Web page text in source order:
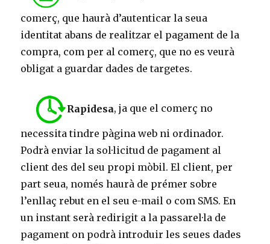
comerç, que haurà d’autenticar la seua
identitat abans de realitzar el pagament de la
compra, com per al comerç, que no es veurà
obligat a guardar dades de targetes.
Rapidesa, ja que el comerç no
necessita tindre pàgina web ni ordinador.
Podrà enviar la sol·licitud de pagament al
client des del seu propi mòbil. El client, per
part seua, només haurà de prémer sobre
l’enllaç rebut en el seu e-mail o com SMS. En
un instant serà redirigit a la passarel·la de
pagament on podrà introduir les seues dades